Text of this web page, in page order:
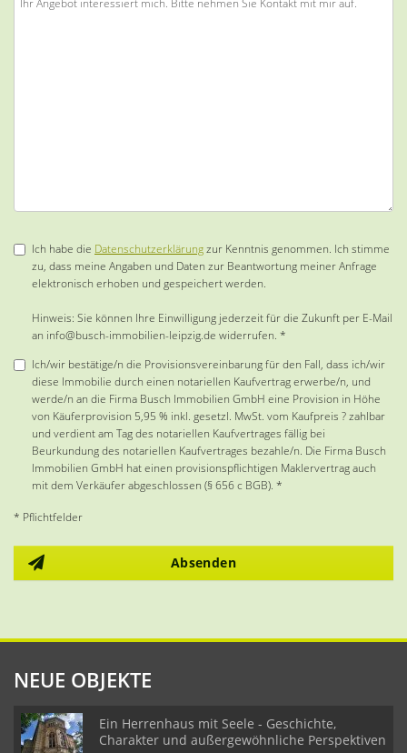
Ich habe die Datenschutzerklärungzur Kenntnis genommen. Ich stimme
zu, dass meine Angaben und Daten zur Beantwortung meiner Anfrage
elektronisch erhoben und gespeichert werden.
Hinweis: Sie können Ihre Einwilligung jederzeit für die Zukunft per E-Mail
an info@busch-immobilien-leipzig.de widerrufen. *
Ich/wir bestätige/n die Provisionsvereinbarung für den Fall, dass ich/wir
diese Immobilie durch einen notariellen Kaufvertrag erwerbe/n, und
werde/n an die Firma Busch Immobilien GmbH eine Provision in Höhe
von Käuferprovision 5,95 % inkl. gesetzl. MwSt. vom Kaufpreis ? zahlbar
und verdient am Tag des notariellen Kaufvertrages fällig bei
Beurkundung des notariellen Kaufvertrages bezahle/n. Die Firma Busch
Immobilien GmbH hat einen provisionspflichtigen Maklervertrag auch
mit dem Verkäufer abgeschlossen (§ 656 c BGB). *
* Pflichtfelder
Absenden
NEUE OBJEKTE
Ein Herrenhaus mit Seele - Geschichte,
Charakter und außergewöhnliche Perspektiven